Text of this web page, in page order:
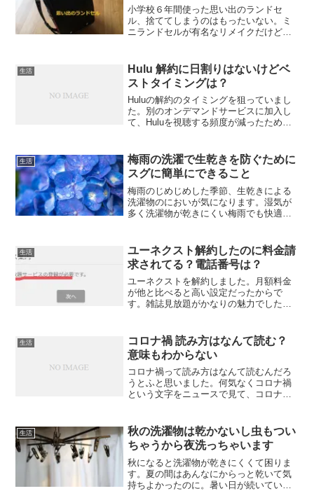
小学校６年間使った思い出のランドセ
ル、捨ててしまうのはもったいない。ミ
ニランドセルが有名なリメイクだけど、
生活
Hulu 解約に日割りはないけどベ
ストタイミングは？
Huluの解約のタイミングを狙っていまし
た。別のオンデマンドサービスに加入し
て、Huluを視聴する頻度が減ったため、
け長くサービスを利用したいですしね。
Huluの解約時...
生活
梅雨の洗濯で生乾きを防ぐために
スグに簡単にできること
梅雨のじめじめした季節、生乾きによる
洗濯物のにおいが気になります。湿気が
多く洗濯物が乾きにくい梅雨でも快適に
生活
ユーネクスト解約したのに料金請
求されてる？電話番号は？
ユーネクストを解約しました。月額料金
が他と比べると高い設定だったからで
す。雑誌見放題がかなりの魅力でした
す。無料お試し期間が長いので、自分の
ライフスタイルに合っているか...
生活
コロナ禍 読み方はなんて読む？
意味もわからない
コロナ禍って読み方はなんて読むんだろ
うとふと思いました。何気なくコロナ禍
という文字をニュースで見て、コロナ
「渦」です。でも、よく見たら渦じゃな
かった。そしたら コロナ禍 ...
生活
秋の洗濯物は乾かないし虫もつい
ちゃうから夜洗っちゃいます
秋になると洗濯物が乾きにくくて困りま
す。夏の間はあんなにからっと乾いて気
持ちよかったのに。暑い日が続いていた